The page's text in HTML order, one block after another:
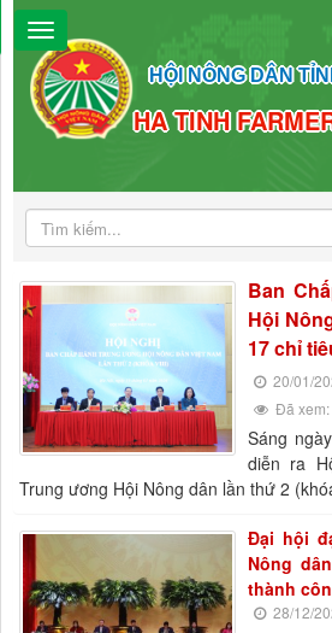
HỘI NÔNG DÂN
HA TINH
Ban
Hội
17 chỉ
20/01/
Đã
Sáng
diễn ra
Trung ương Hội Nông dân lần thứ 2
Đại hội
Nông
thành
28/12/